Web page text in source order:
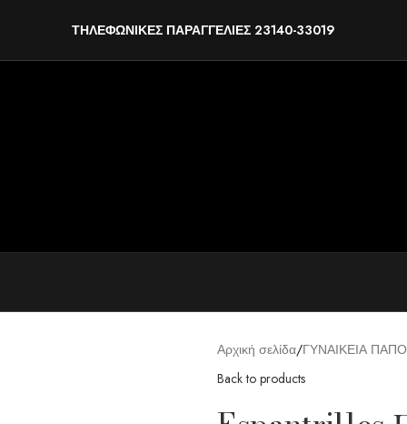
ΤΗΛΕΦΩΝΙΚΕΣ ΠΑΡΑΓΓΕΛΙΕΣ 23140-33019
Αρχική σελίδα ΓΥΝΑΙΚΕΙΑ
Back to products